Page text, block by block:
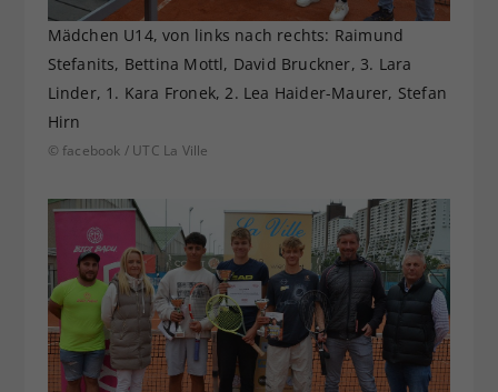
Mädchen U14, von links nach rechts: Raimund
Stefanits, Bettina Mottl, David Bruckner, 3. Lara
Linder, 1. Kara Fronek, 2. Lea Haider-Maurer, Stefan
Hirn
© facebook / UTC La Ville